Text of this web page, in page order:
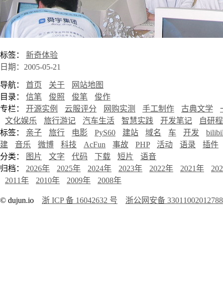
标签： 新奇体验
日期：2005-05-21
导航： 首页 关于
网站地图
目录： 信笔 俊照 俊笔
俊作
专栏： 开源实例 云服评分 网购实测 手工制作 古典文学
文化娱乐
旅行游记 汽车生活 智慧实践 开发笔记
自研
标签： 亲子 旅行 电影 PyS60 建站 域名 车 开发
建
音乐 微博 科技 AcFun 事故 PHP 活动 语录
插件
分类：
图片 文字 代码 下载 短片
语音
归档： 2026年 2025年 2024年 2023年 2022年 2021年
2011年
2010年 2009年 2008年
© dujun.io 浙 ICP 备 16042632 号 浙公网安备